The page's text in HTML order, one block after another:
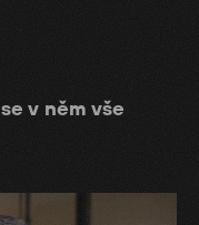
v něm vše